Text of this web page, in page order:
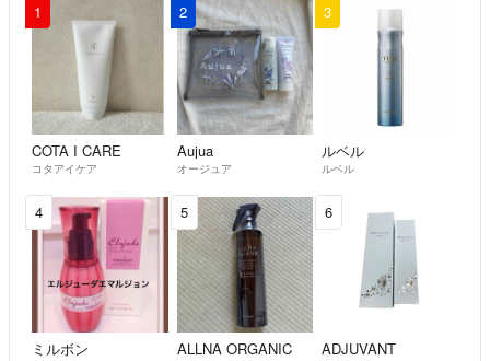
1
COTA I CARE
コタアイケア
2
Aujua
オージュア
3
ルベル
ルベル
4
ミルボン
5
ALLNA ORGANIC
6
ADJUVANT